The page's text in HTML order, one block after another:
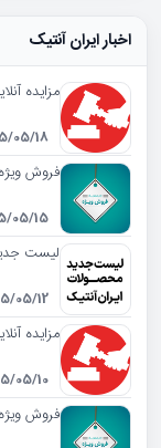
اخبار ایران آنتیک
مزایده
05/18
فروش ویژه جمعه 16 مهرداد 1405
05/15
لیست جدید
05/12
مزایده
05/10
فروش ویژه جمعه 9